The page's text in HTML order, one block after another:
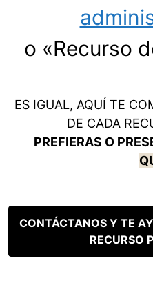
o «Recurso
ES IGUAL, AQUÍ TE
DE CADA
PREFIERAS O
CONTÁCTANOS Y TE
RECURSO